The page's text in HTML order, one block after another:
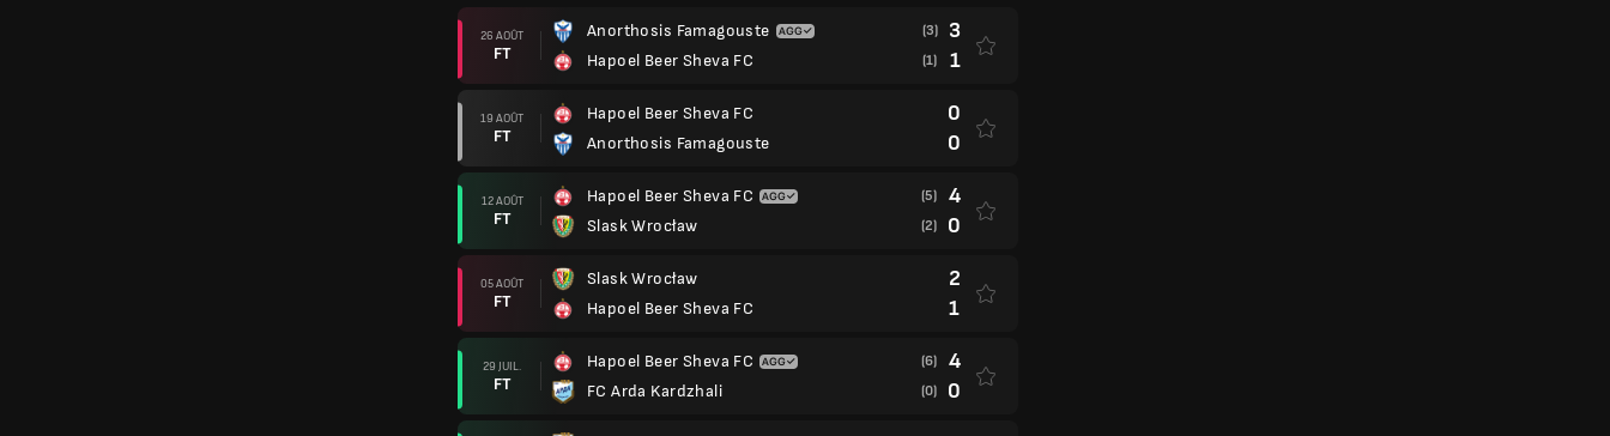
26 AOÛT
FT
Anorthosis Famagouste
Hapoel Beer Sheva FC
(3) 3
(1) 1
19 AOÛT
FT
Hapoel Beer Sheva FC
Anorthosis Famagouste
0
0
12 AOÛT
FT
Hapoel Beer Sheva FC
Slask Wrocław
(5) 4
(2) 0
05 AOÛT
FT
Slask Wrocław
Hapoel Beer Sheva FC
2
1
29 JUIL.
FT
Hapoel Beer Sheva FC
FC Arda Kardzhali
(6) 4
(0) 0